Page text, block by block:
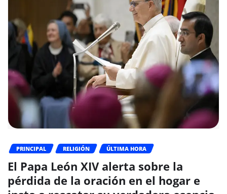
PRINCIPAL RELIGIÓN ÚLTIMA HORA
El Papa León XIV alerta sobre la
pérdida de la oración en el hogar e